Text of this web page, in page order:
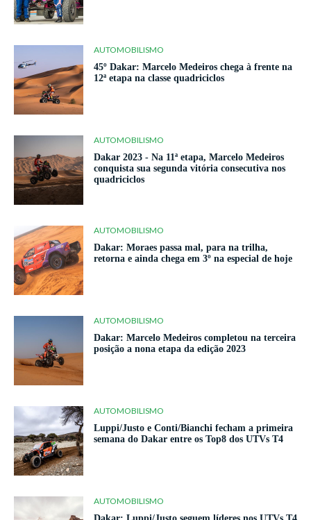
AUTOMOBILISMO
45º Dakar: Marcelo Medeiros chega à frente na
12ª etapa na classe quadriciclos
AUTOMOBILISMO
Dakar 2023 - Na 11ª etapa, Marcelo Medeiros
conquista sua segunda vitória consecutiva nos
quadriciclos
AUTOMOBILISMO
Dakar: Moraes passa mal, para na trilha,
retorna e ainda chega em 3º na especial de hoje
AUTOMOBILISMO
Dakar: Marcelo Medeiros completou na terceira
posição a nona etapa da edição 2023
AUTOMOBILISMO
Luppi/Justo e Conti/Bianchi fecham a primeira
semana do Dakar entre os Top8 dos UTVs T4
AUTOMOBILISMO